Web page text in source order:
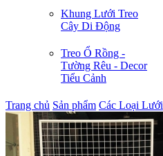
Khung Lưới Treo
Cây Di Động
Treo Ổ Rồng -
Tường Rêu - Decor
Tiểu Cảnh
Trang chủ Sản phẩm Các Loại Lưới